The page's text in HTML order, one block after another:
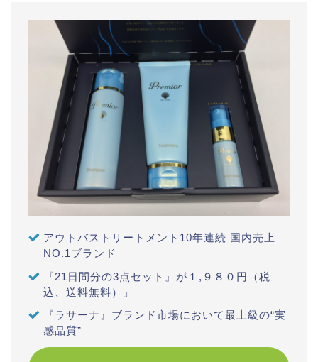
アウトバストリートメント10年連続 国内売上
NO.1ブランド
『21日間分の3点セット』が１,９８０円（税
込、送料無料）」
『ラサーナ』ブランド市場において最上級の“実
感品質”